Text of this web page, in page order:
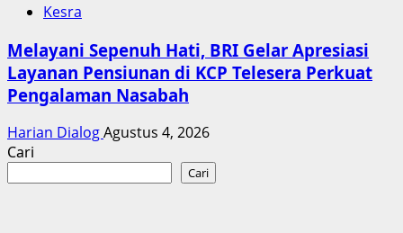
Kesra
Melayani Sepenuh Hati, BRI Gelar Apresiasi
Layanan Pensiunan di KCP Telesera Perkuat
Pengalaman Nasabah
Harian DialogAgustus 4, 2026
Cari
Cari